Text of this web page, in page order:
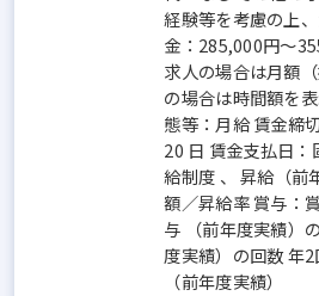
経験等を考慮の上
金：285,000円～
求人の場合は月額
の場合は時間額を
態等：月給 賃金締
20 日 賃金支払日：
給制度 、 昇給（前
額／昇給率 賞与：
与 （前年度実績）
度実績）の回数 年
（前年度実績）